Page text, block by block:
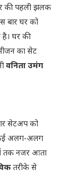
की पहली झलक
बार घर को
है। घर की
का सेट
वनिता उमंग
सेटअप को
कई अलग-अलग
तक नजर आता
तरीके से